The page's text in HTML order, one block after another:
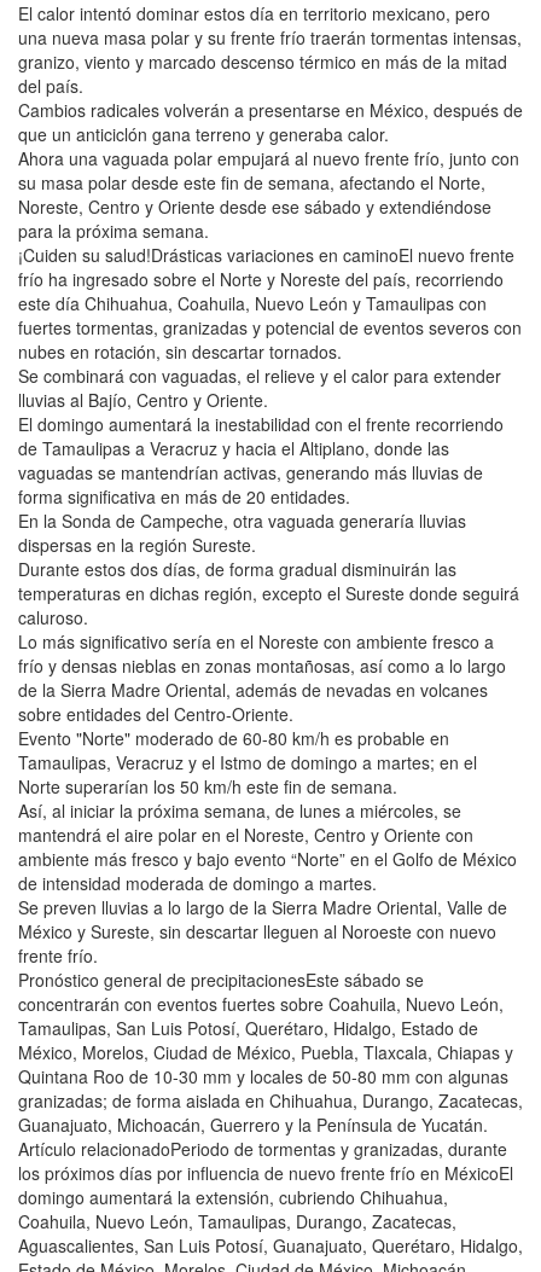
El calor intentó dominar estos día en territorio mexicano, pero
una nueva masa polar y su frente frío traerán tormentas intensas,
granizo, viento y marcado descenso térmico en más de la mitad
del país.
Cambios radicales volverán a presentarse en México, después de
que un anticiclón gana terreno y generaba calor.
Ahora una vaguada polar empujará al nuevo frente frío, junto con
su masa polar desde este fin de semana, afectando el Norte,
Noreste, Centro y Oriente desde ese sábado y extendiéndose
para la próxima semana.
¡Cuiden su salud!Drásticas variaciones en caminoEl nuevo frente
frío ha ingresado sobre el Norte y Noreste del país, recorriendo
este día Chihuahua, Coahuila, Nuevo León y Tamaulipas con
fuertes tormentas, granizadas y potencial de eventos severos con
nubes en rotación, sin descartar tornados.
Se combinará con vaguadas, el relieve y el calor para extender
lluvias al Bajío, Centro y Oriente.
El domingo aumentará la inestabilidad con el frente recorriendo
de Tamaulipas a Veracruz y hacia el Altiplano, donde las
vaguadas se mantendrían activas, generando más lluvias de
forma significativa en más de 20 entidades.
En la Sonda de Campeche, otra vaguada generaría lluvias
dispersas en la región Sureste.
Durante estos dos días, de forma gradual disminuirán las
temperaturas en dichas región, excepto el Sureste donde seguirá
caluroso.
Lo más significativo sería en el Noreste con ambiente fresco a
frío y densas nieblas en zonas montañosas, así como a lo largo
de la Sierra Madre Oriental, además de nevadas en volcanes
sobre entidades del Centro-Oriente.
Evento "Norte" moderado de 60-80 km/h es probable en
Tamaulipas, Veracruz y el Istmo de domingo a martes; en el
Norte superarían los 50 km/h este fin de semana.
Así, al iniciar la próxima semana, de lunes a miércoles, se
mantendrá el aire polar en el Noreste, Centro y Oriente con
ambiente más fresco y bajo evento “Norte” en el Golfo de México
de intensidad moderada de domingo a martes.
Se preven lluvias a lo largo de la Sierra Madre Oriental, Valle de
México y Sureste, sin descartar lleguen al Noroeste con nuevo
frente frío.
Pronóstico general de precipitacionesEste sábado se
concentrarán con eventos fuertes sobre Coahuila, Nuevo León,
Tamaulipas, San Luis Potosí, Querétaro, Hidalgo, Estado de
México, Morelos, Ciudad de México, Puebla, Tlaxcala, Chiapas y
Quintana Roo de 10-30 mm y locales de 50-80 mm con algunas
granizadas; de forma aislada en Chihuahua, Durango, Zacatecas,
Guanajuato, Michoacán, Guerrero y la Península de Yucatán.
Artículo relacionadoPeriodo de tormentas y granizadas, durante
los próximos días por influencia de nuevo frente frío en MéxicoEl
domingo aumentará la extensión, cubriendo Chihuahua,
Coahuila, Nuevo León, Tamaulipas, Durango, Zacatecas,
Aguascalientes, San Luis Potosí, Guanajuato, Querétaro, Hidalgo,